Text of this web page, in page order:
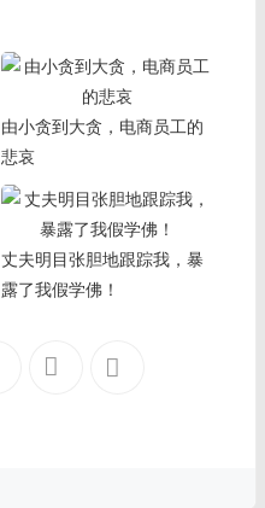
由小贪到大贪，电商员工的
悲哀
丈夫明目张胆地跟踪我，暴
露了我假学佛！